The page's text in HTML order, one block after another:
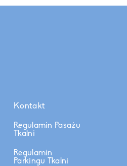
Kontakt
Regulamin Pasażu
Tkalni
Regulamin
Parkingu Tkalni